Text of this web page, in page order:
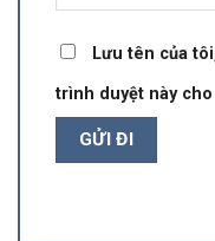
Lưu tên của
trình duyệt này